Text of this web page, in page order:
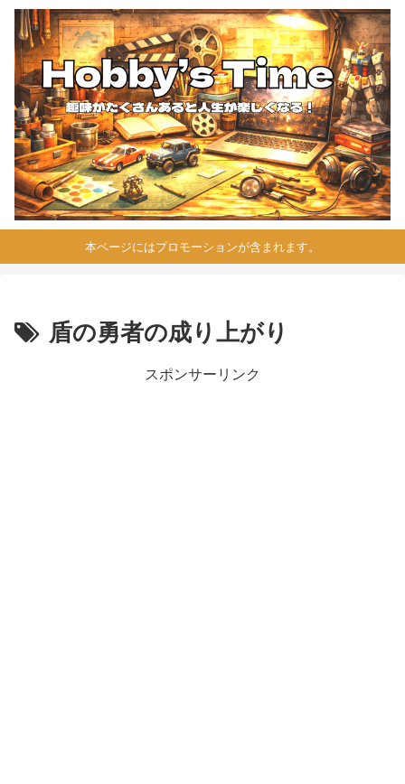
本ページにはプロモーションが含まれます。
盾の勇者の成り上がり
スポンサーリンク